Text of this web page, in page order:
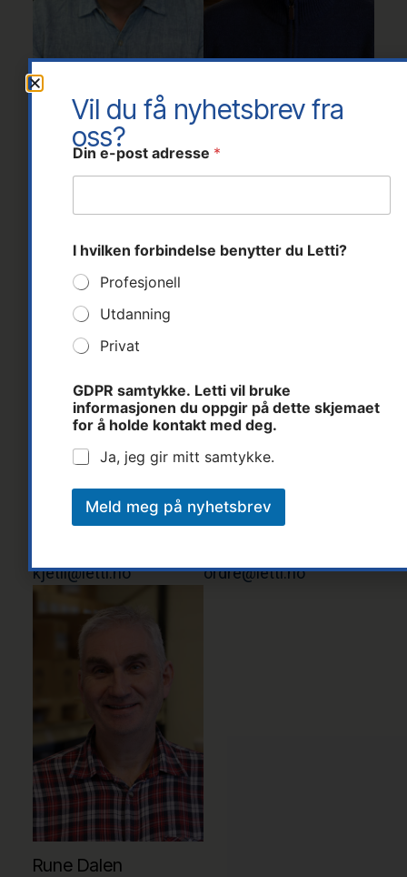
Jan Tore Stenersen
Daglig leder
Tlf: 37 14 31 00
Ivar-Erik Skaret
Distriktssjef
Tlf: 41 60 39 99
Kjetil Rødne
Distriktssjef
kjetil@letti.no
Tonhild Flaten
Ordreansvarlig
ordre@letti.no
Rune Dalen
Vil du få nyhetsbrev fra
oss?
o
p
p
i
D
i
n
Din e-post adresse *
I hvilken forbindelse benytter du Letti?
Profesjonell
Utdanning
Privat
GDPR samtykke. Letti vil bruke
informasjonen du oppgir på dette skjemaet
for å holde kontakt med deg.
Ja, jeg gir mitt samtykke.
Meld meg på nyhetsbrev